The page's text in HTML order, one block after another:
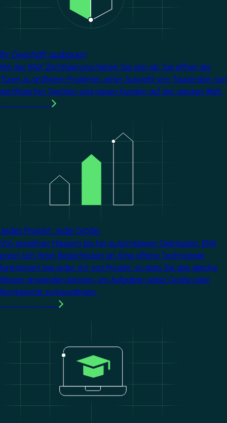
Ihr Geschäft ausbauen
Mit der KNX Zertifizierung heben Sie sich ab. Sie öffnet die
Türen zu größeren Projekten, einer Auswahl von Tausenden von
zertifizierten Geräten und neuen Kunden auf der ganzen Welt.
Jedes Projekt. Jede Größe.
Von einzelnen Häusern bis hin zu komplexen Gebäuden, KNX
passt sich Ihren Bedürfnissen an. Eine offene Technologie
funktioniert bei jeder Art von Projekt, so dass Sie das gleiche
Wissen anwenden können, um Aufgaben jeder Größe oder
Komplexität zu bewältigen.